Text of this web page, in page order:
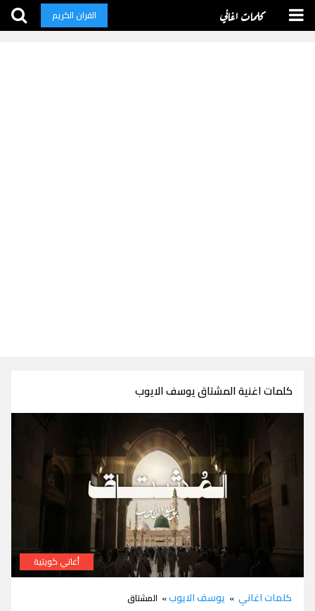
كلمات اغاني القران الكريم
كلمات اغنية المشتاق يوسف الايوب
أغاني كويتية
كلمات اغاني » يوسف الايوب» المشتاق